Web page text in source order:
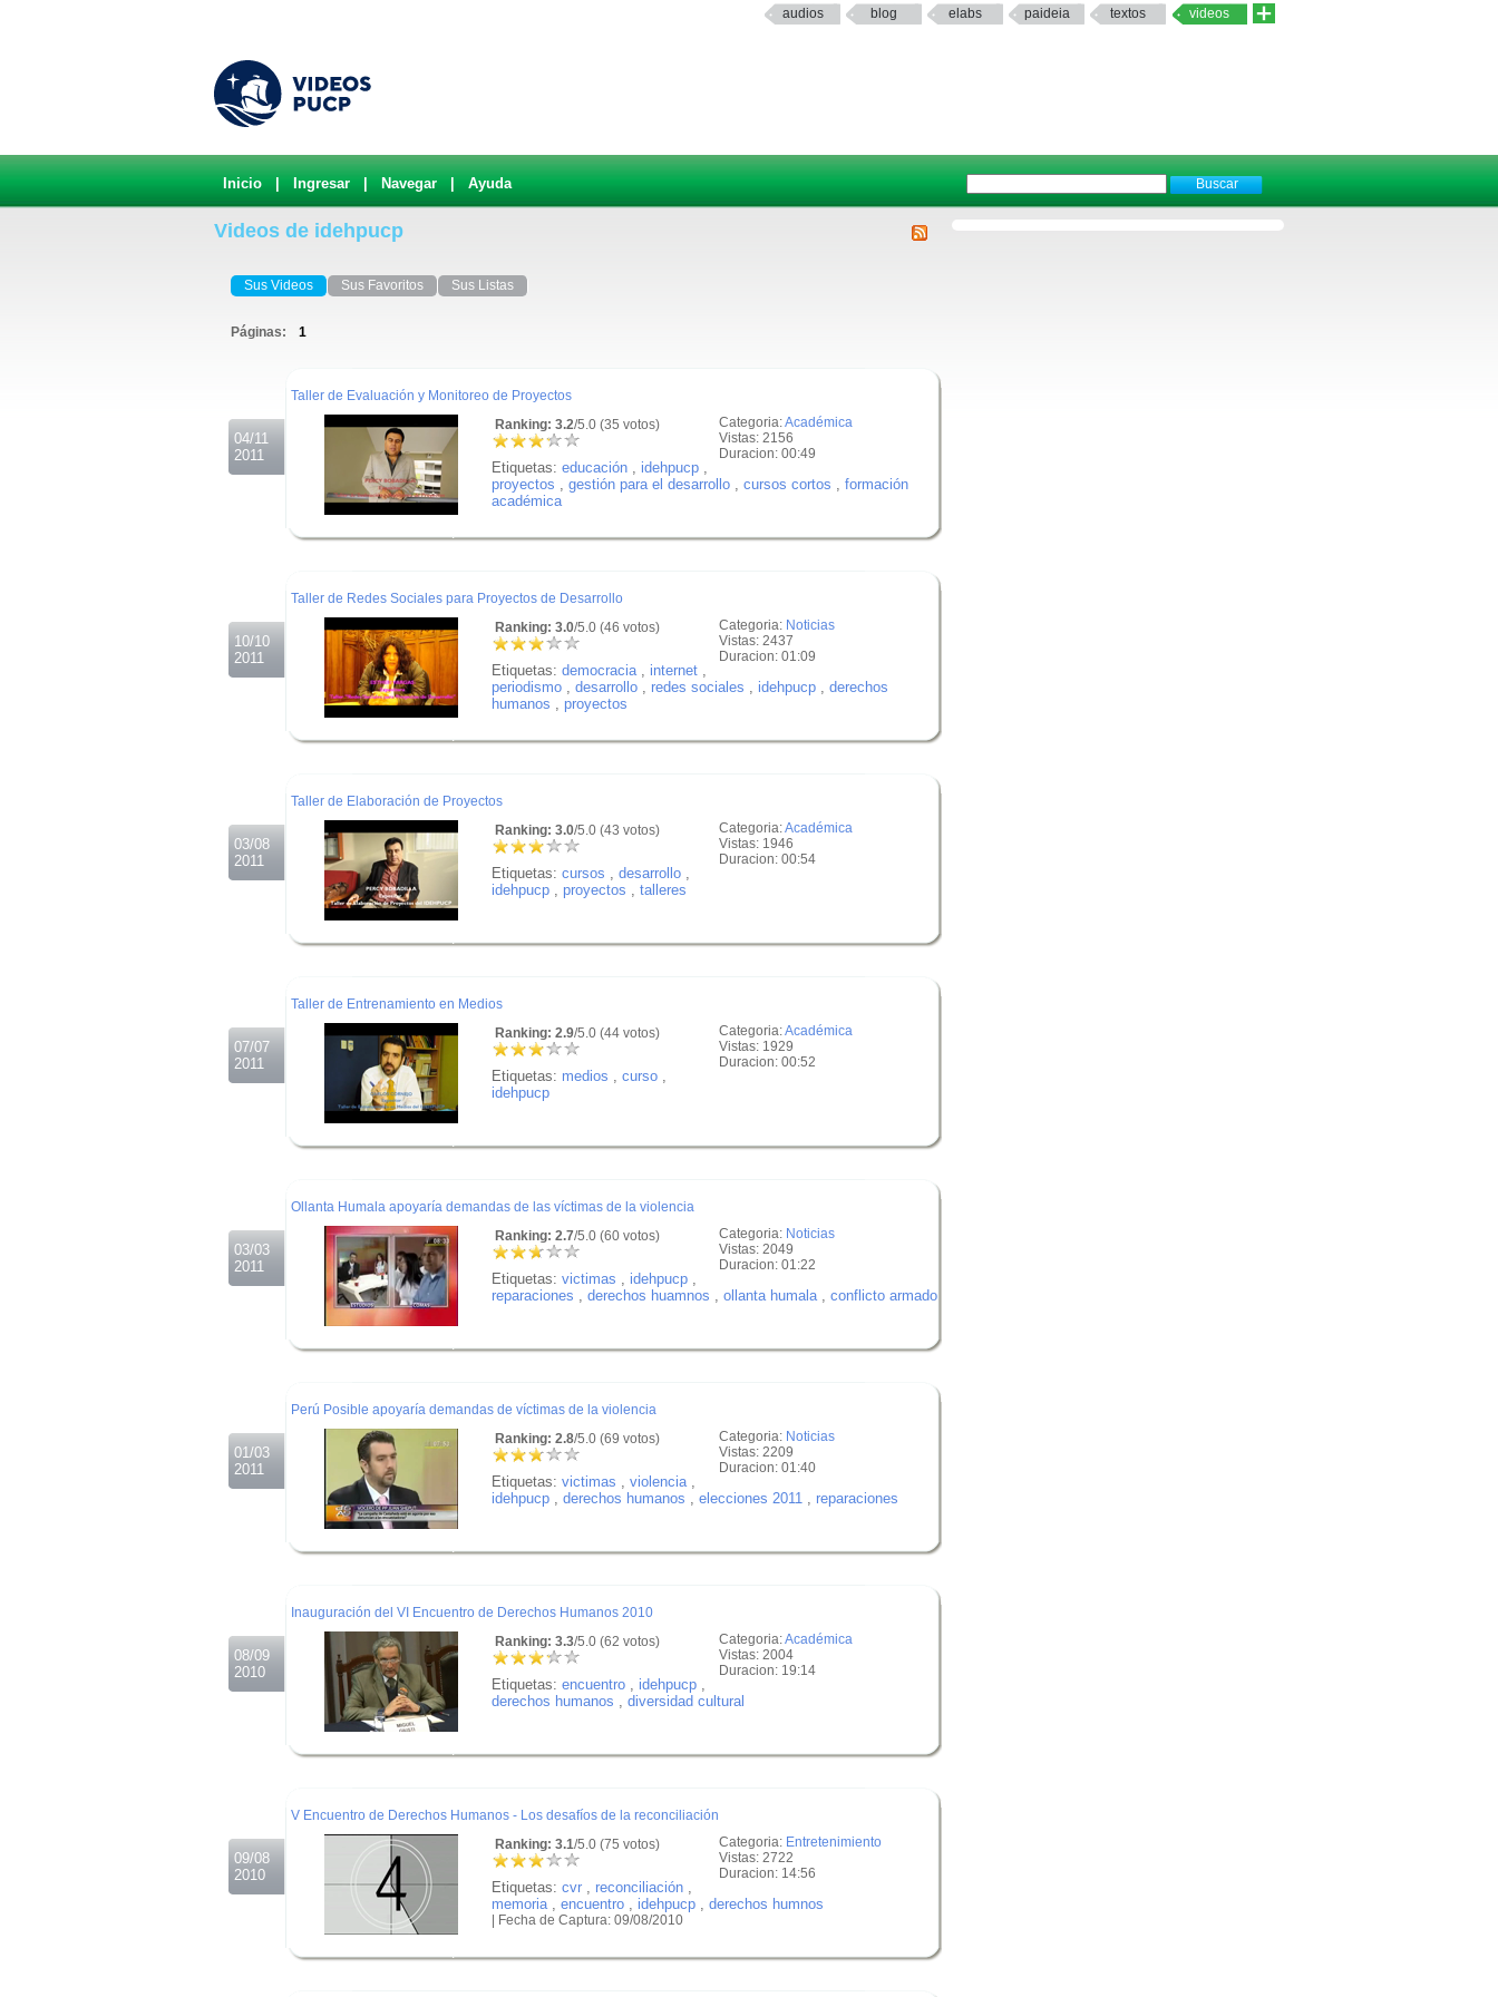
audios blog elabs paideia textos videos
Inicio Ingresar Navegar Ayuda
Videos de idehpucp
Sus Videos Sus Favoritos Sus Listas
Páginas: 1
04/11
2011
Taller de Evaluación y Monitoreo de Proyectos
Categoria:Académica
Vistas: 2156
Duracion: 00:49
Ranking: 3.2/5.0 (35 votos)
Etiquetas: educación idehpucp
proyectos
gestión para el desarrollo cursos cortos
formación
académica
10/10
2011
Taller de Redes Sociales para Proyectos de Desarrollo
Categoria: Noticias
Vistas: 2437
Duracion: 01:09
Ranking: 3.0/5.0 (46 votos)
Etiquetas: democracia internet
periodismo
desarrollo redes sociales idehpucp
derechos
humanos
proyectos
03/08
2011
Taller de Elaboración de Proyectos
Categoria:Académica
Vistas: 1946
Duracion: 00:54
Ranking: 3.0/5.0 (43 votos)
Etiquetas: cursos desarrollo
idehpucp
proyectos talleres
07/07
2011
Taller de Entrenamiento en Medios
Categoria:Académica
Vistas: 1929
Duracion: 00:52
Ranking: 2.9/5.0 (44 votos)
Etiquetas: medios curso
idehpucp
03/03
2011
Ollanta Humala apoyaría demandas de las víctimas de la violencia
Categoria: Noticias
Vistas: 2049
Duracion: 01:22
Ranking: 2.7/5.0 (60 votos)
Etiquetas: victimas idehpucp
reparaciones
derechos huamnos ollanta humala conflicto armado
01/03
2011
Perú Posible apoyaría demandas de víctimas de la violencia
Categoria: Noticias
Vistas: 2209
Duracion: 01:40
Ranking: 2.8/5.0 (69 votos)
Etiquetas: victimas violencia
idehpucp
derechos humanos elecciones 2011 reparaciones
08/09
2010
Inauguración del VI Encuentro de Derechos Humanos 2010
Categoria:Académica
Vistas: 2004
Duracion: 19:14
Ranking: 3.3/5.0 (62 votos)
Etiquetas: encuentro idehpucp
derechos humanos
diversidad cultural
09/08
2010
V Encuentro de Derechos Humanos - Los desafíos de la reconciliación
Categoria: Entretenimiento
Vistas: 2722
Duracion: 14:56
Ranking: 3.1/5.0 (75 votos)
Etiquetas: cvr reconciliación
memoria
encuentro idehpucp derechos humnos
| Fecha de Captura: 09/08/2010